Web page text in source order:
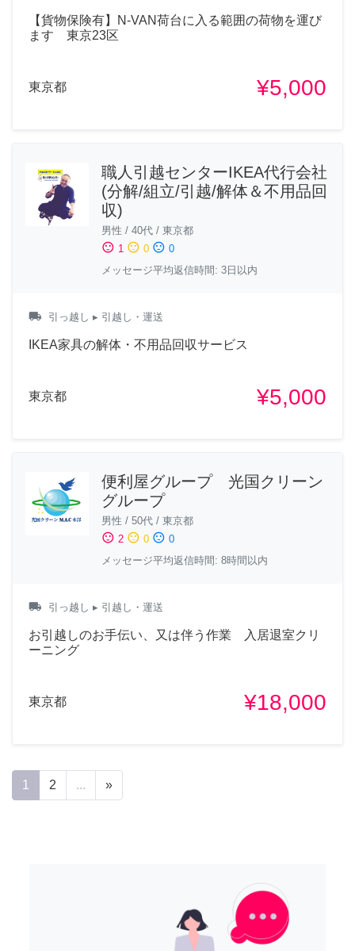
【貨物保険有】N-VAN荷台に入る範囲の荷物を運び
ます 東京23区
東京都 ¥5,000
職人引越センターIKEA代行会社
(分解/組立/引越/解体＆不用品回
収)
男性 / 40代 / 東京都
sentiment_satisfied 1 sentiment_neutral 0 sentiment_dissatisfied 0
メッセージ平均返信時間: 3日以内
local_shipping 引っ越し ▸ 引越し・運送
IKEA家具の解体・不用品回収サービス
東京都 ¥5,000
便利屋グループ 光国クリーン
グループ
男性 / 50代 / 東京都
sentiment_satisfied 2 sentiment_neutral 0 sentiment_dissatisfied 0
メッセージ平均返信時間: 8時間以内
local_shipping 引っ越し ▸ 引越し・運送
お引越しのお手伝い、又は伴う作業 入居退室クリ
ーニング
東京都 ¥18,000
1 2 ... »